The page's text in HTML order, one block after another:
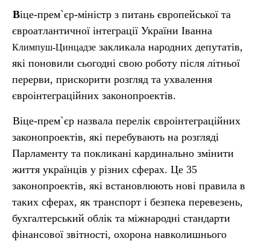
Віце-прем`єр-міністр з питань європейської та
євроатлантичної інтеграції України Іванна
Климпуш-Цинцадзе закликала народних депутатів,
які поновили сьогодні свою роботу після літньої
перерви, прискорити розгляд та ухвалення
євроінтеграційних законопроектів.
Віце-прем`єр назвала перелік євроінтеграційних
законопроектів, які перебувають на розгляді
Парламенту та покликані кардинально змінити
життя українців у різних сферах. Це 35
законопроектів, які встановлюють нові правила в
таких сферах, як транспорт і безпека перевезень,
бухгалтерський облік та міжнародні стандарти
фінансової звітності, охорона навколишнього